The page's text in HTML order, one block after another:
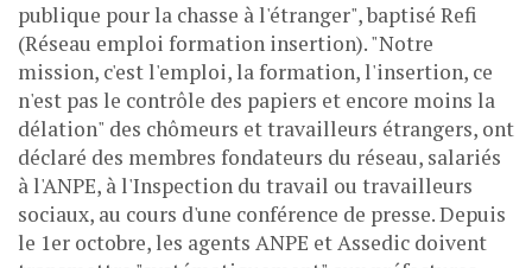
publique pour la chasse à l'étranger", baptisé Refi
(Réseau emploi formation insertion). "Notre
mission, c'est l'emploi, la formation, l'insertion, ce
n'est pas le contrôle des papiers et encore moins la
délation" des chômeurs et travailleurs étrangers, ont
déclaré des membres fondateurs du réseau, salariés
à l'ANPE, à l'Inspection du travail ou travailleurs
sociaux, au cours d'une conférence de presse. Depuis
le 1er octobre, les agents ANPE et Assedic doivent